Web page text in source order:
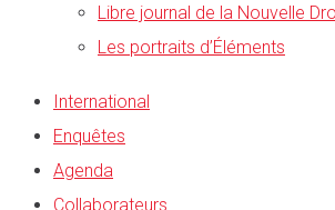
Libre journal de la Nouvelle
Les portraits d’Éléments
International
Enquêtes
Agenda
Collaborateurs